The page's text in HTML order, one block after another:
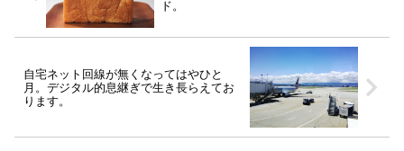
ド。
自宅ネット回線が無くなってはやひと
月。デジタル的息継ぎで生き長らえてお
ります。